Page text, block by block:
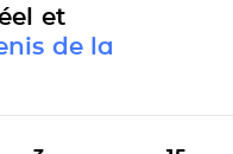
et
de la